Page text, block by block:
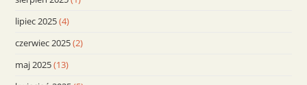
lipiec 2025(4)
czerwiec 2025(2)
maj 2025(13)